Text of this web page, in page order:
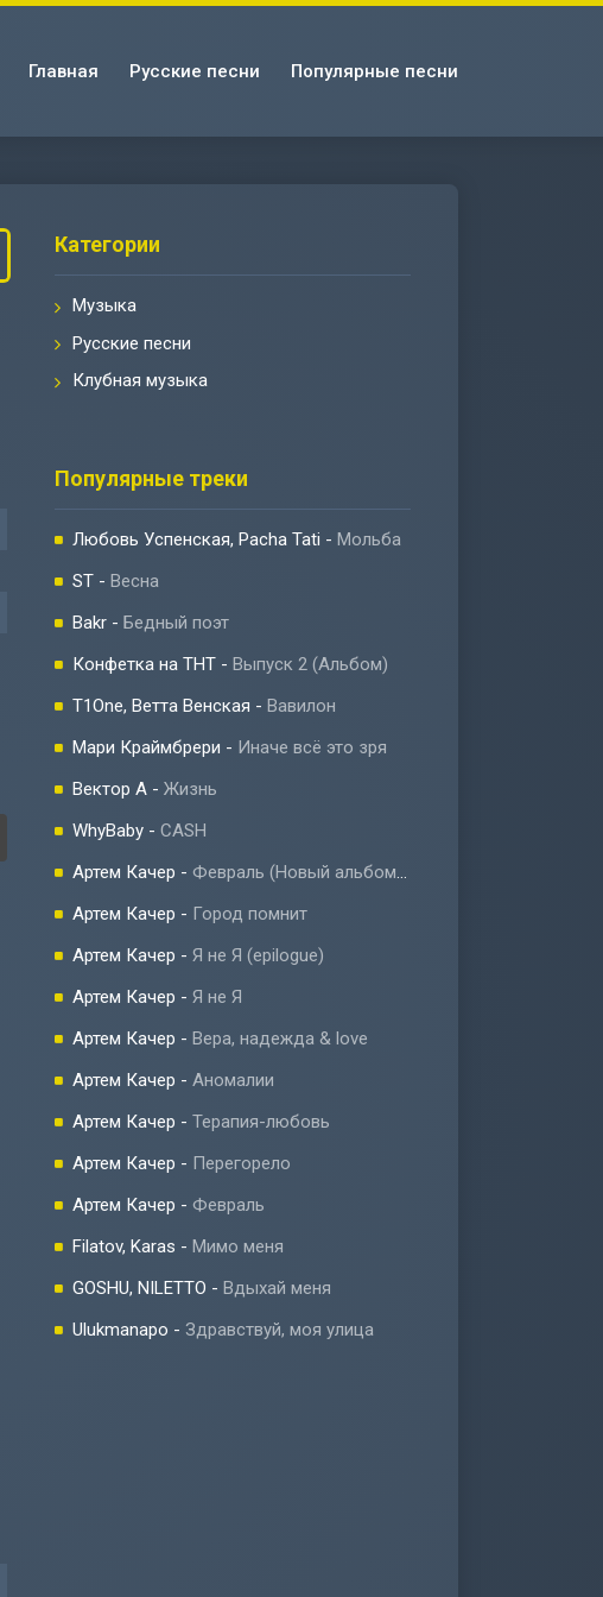
Главная Русские песни Популярные песни
Категории
Музыка
Русские песни
Клубная музыка
Популярные треки
Любовь Успенская, Pacha Tati - Мольба
ST - Весна
Bakr - Бедный поэт
Конфетка на ТНТ - Выпуск 2 (Альбом)
T1One, Ветта Венская - Вавилон
Мари Краймбрери - Иначе всё это зря
Вектор А - Жизнь
WhyBaby - CASH
Артем Качер - Февраль (Новый альбом 2023)
Артем Качер - Город помнит
Артем Качер - Я не Я (epilogue)
Артем Качер - Я не Я
Артем Качер - Вера, надежда & love
Артем Качер - Аномалии
Артем Качер - Терапия-любовь
Артем Качер - Перегорело
Артем Качер - Февраль
Filatov, Karas - Мимо меня
GOSHU, NILETTO - Вдыхай меня
Ulukmanapo - Здравствуй, моя улица